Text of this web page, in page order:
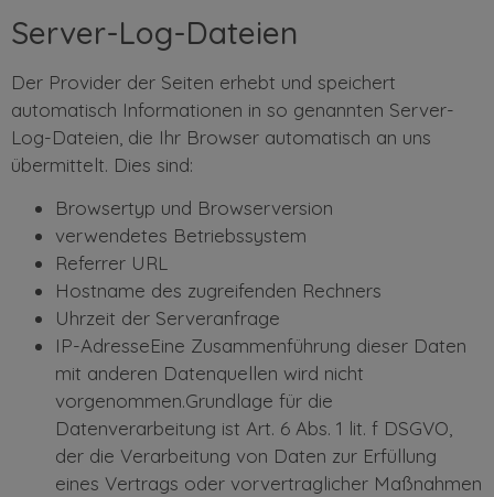
Server-Log-Dateien
Der Provider der Seiten erhebt und speichert
automatisch Informationen in so genannten Server-
Log-Dateien, die Ihr Browser automatisch an uns
übermittelt. Dies sind:
Browsertyp und Browserversion
verwendetes Betriebssystem
Referrer URL
Hostname des zugreifenden Rechners
Uhrzeit der Serveranfrage
IP-AdresseEine Zusammenführung dieser Daten
mit anderen Datenquellen wird nicht
vorgenommen.Grundlage für die
Datenverarbeitung ist Art. 6 Abs. 1 lit. f DSGVO,
der die Verarbeitung von Daten zur Erfüllung
eines Vertrags oder vorvertraglicher Maßnahmen